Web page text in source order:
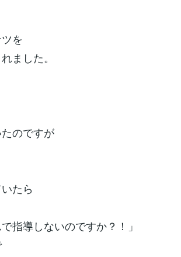
を
ました。
のですが
たら
指導しないのですか？！」